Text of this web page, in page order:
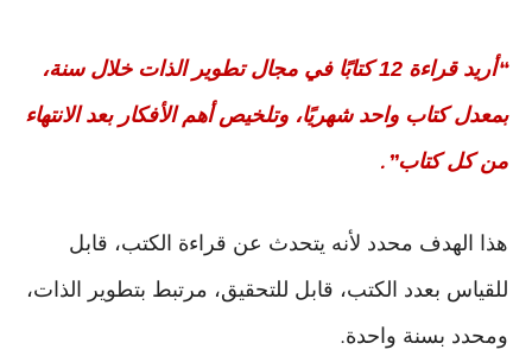
“
أريد قراءة 12 كتابًا في مجال تطوير الذات خلال سنة،
بمعدل كتاب واحد شهريًا، وتلخيص أهم الأفكار بعد الانتهاء
من كل كتاب.”
هذا الهدف محدد لأنه يتحدث عن قراءة الكتب، قابل
للقياس بعدد الكتب، قابل للتحقيق، مرتبط بتطوير الذات،
ومحدد بسنة واحدة.